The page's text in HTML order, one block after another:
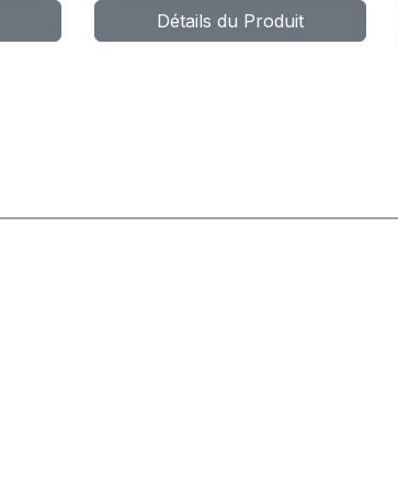
HP010Détails du Produit